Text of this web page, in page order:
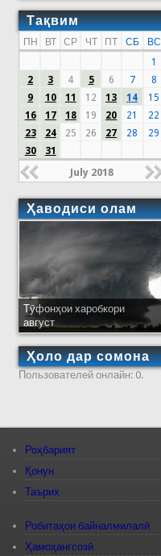
Тақвим
ПН ВТ СР ЧТ ПТ СБ
ВС
1
2
3 4 5 6 7
8
9
10 11 12 13 14
15
16
17 18 19 20 21
22
23
24 25 26 27 28
29
30
31
July 2018
Ҳаводиси олам
Тӯфонҳои харобкори
август
Ҳоло дар сомона
Пользователей онлайн: 0.
Роҳбарият
Қонун
Таърих
Робитаҳои байналмилалӣ
Ҳамоҳангсозӣ